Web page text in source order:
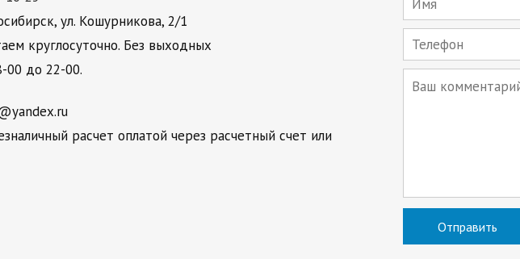
ул. Кошурникова, 2/1
круглосуточно. Без выходных
00 до 22-00.
расчет оплатой через расчетный счет или
Отправить